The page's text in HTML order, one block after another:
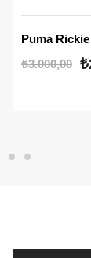
Puma
₺3.000,00